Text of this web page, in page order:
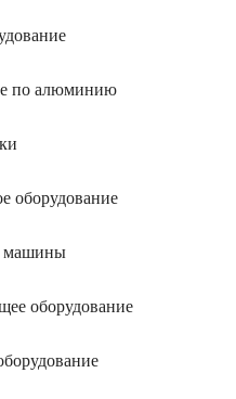
по алюминию
оборудование
машины
оборудование